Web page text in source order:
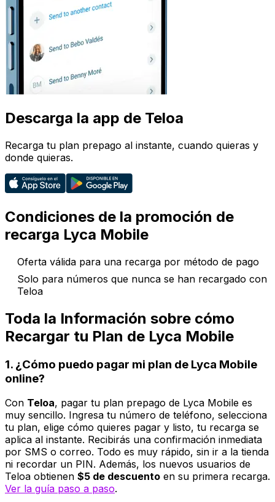
Descarga la app de Teloa
Recarga tu plan prepago al instante, cuando quieras y
donde quieras.
Condiciones de la promoción de
recarga Lyca Mobile
Oferta válida para una recarga por método de pago
Solo para números que nunca se han recargado con
Teloa
Toda la Información sobre cómo
Recargar tu Plan de Lyca Mobile
1. ¿Cómo puedo pagar mi plan de Lyca Mobile
online?
Con Teloa, pagar tu plan prepago de Lyca Mobile es
muy sencillo. Ingresa tu número de teléfono, selecciona
tu plan, elige cómo quieres pagar y listo, tu recarga se
aplica al instante. Recibirás una confirmación inmediata
por SMS o correo. Todo es muy rápido, sin ir a la tienda
ni recordar un PIN. Además, los nuevos usuarios de
Teloa obtienen $5 de descuento en su primera recarga.
Ver la guía paso a paso.